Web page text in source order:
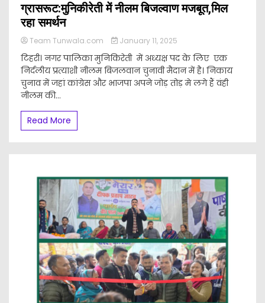
ग्रासरूट:मुनिकीरेती में नीलम बिजल्वाण मजबूत,मिल
रहा समर्थन
Team Tunwala.com January 11, 2025
टिहरी। नगर पालिका मुनिकिरेती में अध्यक्ष पद के लिए एक
निर्दलीय प्रत्याशी नीलम बिजलवान चुनावी मैदान में है। निकाय
चुनाव में जहां कांग्रेस और भाजपा अपने जोड़ तोड़ मे लगे हैं वंही
नीलम की...
Read More